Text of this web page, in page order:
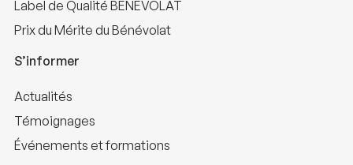
Label de Qualité BÉNÉVOLAT
Prix du Mérite du Bénévolat
S’informer
Actualités
Témoignages
Événements et formations